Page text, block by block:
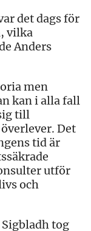
det dags för
vilka
Anders
men
kan i alla fall
till
Det
tid är
utför
och
tog